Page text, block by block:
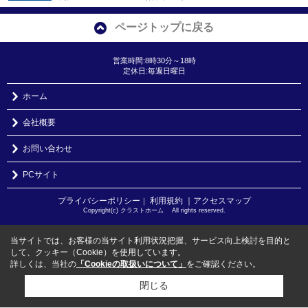
ページトップに戻る
営業時間:8時30分～18時
定休日:毎週日曜日
ホーム
会社概要
お問い合わせ
PCサイト
プライバシーポリシー 利用規約 ｜アクセスマップ
Copyright(c) クラストホーム All rights reserved.
当サイトでは、お客様の当サイト利用状況把握、サービス向上検討を目的と
して、クッキー（Cookie）を使用しています。
詳しくは、当社の 「Cookieの取扱いについて」 をご確認ください。
閉じる